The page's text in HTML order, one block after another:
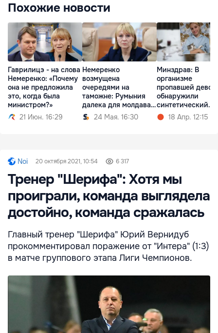
Похожие новости
Гаврилицэ - на слова
Немеренко: «Почему
она не предложила
это, когда была
министром?»
21 Июн. 16:29
Немеренко
возмущена
очередями на
таможне: Румыния
далека для молдаван,
как Антарктида
24 Мая. 16:30
Минздрав: В
организме
пропавшей
обнаружили
синтетический
опиоид18 Апр. 12:15
Noi 20 октября 2021, 10:54 6 317
Тренер "Шерифа": Хотя мы
проиграли, команда выглядела
достойно, команда сражалась
Главный тренер "Шерифа" Юрий Вернидуб
прокомментировал поражение от "Интера" (1:3)
в матче группового этапа Лиги Чемпионов.